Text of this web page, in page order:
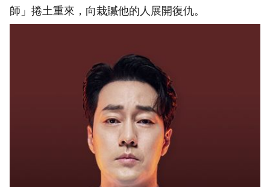
師」捲土重來，向栽贓他的人展開復仇。